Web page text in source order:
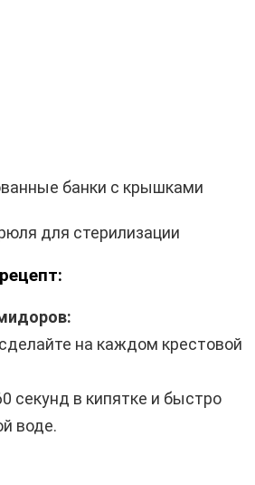
банки с крышками
для стерилизации
на каждом крестовой
секунд в кипятке и быстро
воде.